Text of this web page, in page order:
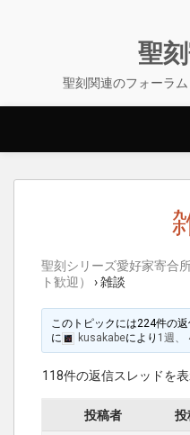
聖
聖刻関連のフォーラ
聖刻シリーズ愛好家寄合
ト歓迎）
›雑談
このトピックには224件の
に
kusakabeにより 1週、
118件の返信スレッドを
投稿者 投